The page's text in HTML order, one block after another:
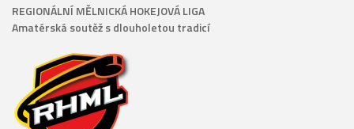
REGIONÁLNÍ MĚLNICKÁ HOKEJOVÁ LIGA
Amatérská soutěž s dlouholetou tradicí